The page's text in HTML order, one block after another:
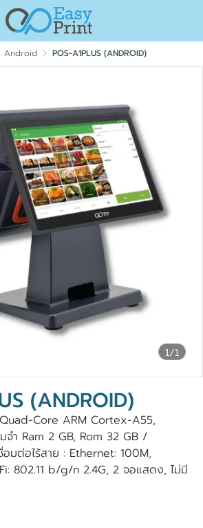
Android POS-A1PLUS (ANDROID)
1/1
(ANDROID)
Core ARM Cortex-A55,
ำ Ram 2 GB, Rom 32 GB /
อมต่อไร้สาย : Ethernet: 100M,
802.11 b/g/n 2.4G, 2 จอแสดง, ไม่มี